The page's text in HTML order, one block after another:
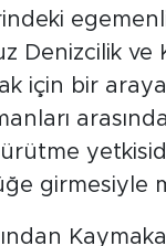
Denizcilik
için bir
girmesiyle